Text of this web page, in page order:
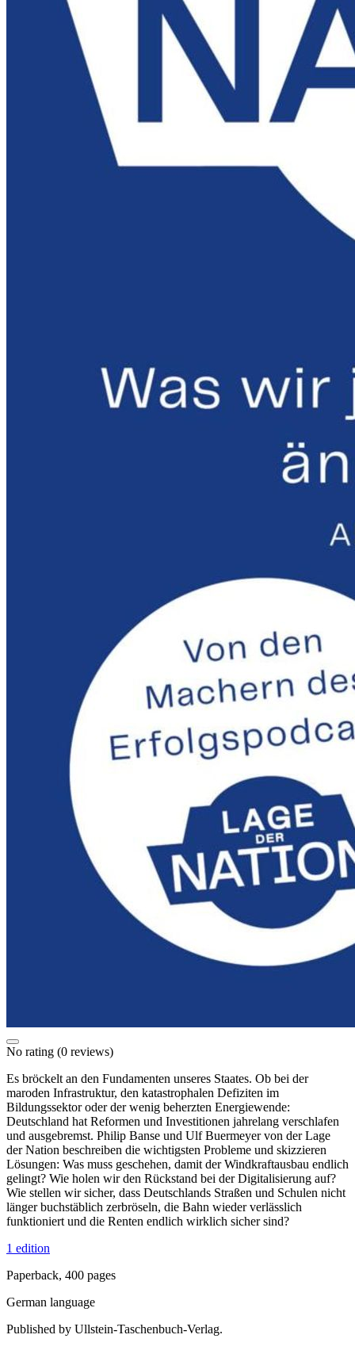
No rating (0 reviews)
Es bröckelt an den Fundamenten unseres Staates. Ob bei der
maroden Infrastruktur, den katastrophalen Defiziten im
Bildungssektor oder der wenig beherzten Energiewende:
Deutschland hat Reformen und Investitionen jahrelang verschlafen
und ausgebremst. Philip Banse und Ulf Buermeyer von der Lage
der Nation beschreiben die wichtigsten Probleme und skizzieren
Lösungen: Was muss geschehen, damit der Windkraftausbau endlich
gelingt? Wie holen wir den Rückstand bei der Digitalisierung auf?
Wie stellen wir sicher, dass Deutschlands Straßen und Schulen nicht
länger buchstäblich zerbröseln, die Bahn wieder verlässlich
funktioniert und die Renten endlich wirklich sicher sind?
1 edition
Paperback, 400 pages
German language
Published by Ullstein-Taschenbuch-Verlag.